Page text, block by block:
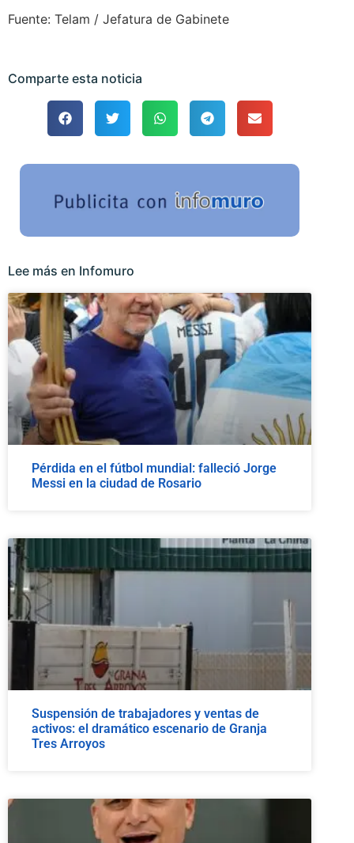
Fuente: Telam / Jefatura de Gabinete
Comparte esta noticia
Lee más en Infomuro
Pérdida en el fútbol mundial: falleció Jorge
Messi en la ciudad de Rosario
Suspensión de trabajadores y ventas de
activos: el dramático escenario de Granja
Tres Arroyos